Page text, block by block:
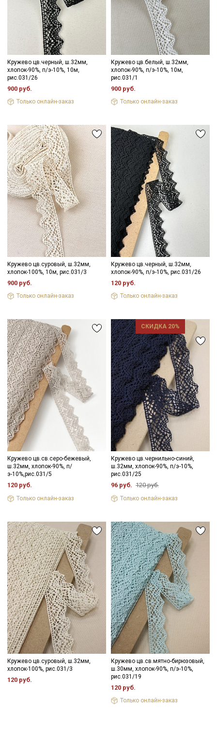
Кружево цв.черный, ш.32мм,
хлопок-90%, п/э-10%, 10м,
рис.031/26
900 руб.
Только онлайн-заказ
Кружево цв.белый, ш.32мм,
хлопок-90%, п/э-10%, 10м,
рис.031/1
900 руб.
Только онлайн-заказ
Кружево цв.суровый, ш.32мм,
хлопок-100%, 10м, рис.031/3
900 руб.
Только онлайн-заказ
Кружево цв.черный, ш.32мм,
хлопок-90%, п/э-10%, рис.031/26
120 руб.
Только онлайн-заказ
Кружево цв.св.серо-бежевый,
ш.32мм, хлопок-90%, п/
э-10%,рис.031/5
120 руб.
Только онлайн-заказ
СКИДКА 20%
Кружево цв.чернильно-синий,
ш.32мм, хлопок-90%, п/э-10%,
рис.031/25
96 руб. 120 руб.
Только онлайн-заказ
Кружево цв.суровый, ш.32мм,
хлопок-100%, рис.031/3
120 руб.
Кружево цв.св.мятно-бирюзовый,
ш.30мм, хлопок-90%, п/э-10%,
рис.031/19
120 руб.
Только онлайн-заказ
Секретная рассылка от Купава
Мы публикуем здесь дополнительные
промокоды и скидки до 30% на узкие
категории тканей
Электронная почта
Подписаться
Ознакомлен(а) сПолитикой обработки персональных
данныхи даюСогласие на обработку персональных
данных
ДаюСогласие на получение рекламных и
информационных рассылок